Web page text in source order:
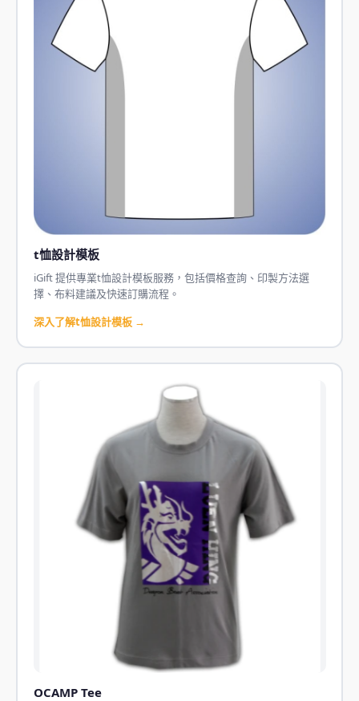
t恤設計模板
iGift 提供專業t恤設計模板服務，包括價格查詢、印製方法選
擇、布料建議及快速訂購流程。
深入了解t恤設計模板 →
OCAMP Tee